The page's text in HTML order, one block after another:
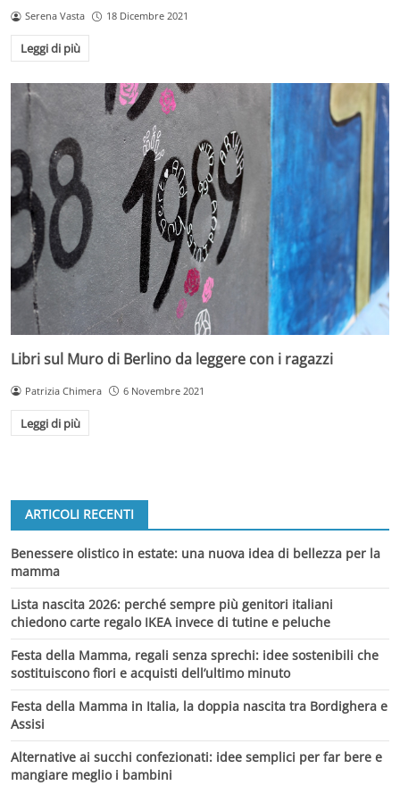
Serena Vasta 18 Dicembre 2021
Leggi di più
Libri sul Muro di Berlino da leggere con i ragazzi
Patrizia Chimera 6 Novembre 2021
Leggi di più
ARTICOLI RECENTI
Benessere olistico in estate: una nuova idea di bellezza per la
mamma
Lista nascita 2026: perché sempre più genitori italiani
chiedono carte regalo IKEA invece di tutine e peluche
Festa della Mamma, regali senza sprechi: idee sostenibili che
sostituiscono fiori e acquisti dell’ultimo minuto
Festa della Mamma in Italia, la doppia nascita tra Bordighera e
Assisi
Alternative ai succhi confezionati: idee semplici per far bere e
mangiare meglio i bambini